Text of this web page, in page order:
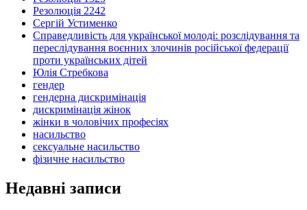
Резолюція 2242
Сергій Устименко
Справедливість для української молоді: розслідування та
переслідування воєнних злочинів російської федерації
проти українських дітей
Юлія Стребкова
гендер
гендерна дискримінація
дискримінація жінок
жінки в чоловічих професіях
насильство
сексуальне насильство
фізичне насильство
Недавні записи